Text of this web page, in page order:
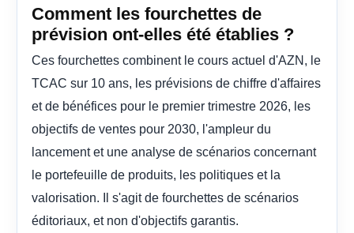
Comment les fourchettes de
prévision ont-elles été établies ?
Ces fourchettes combinent le cours actuel d'AZN, le
TCAC sur 10 ans, les prévisions de chiffre d'affaires
et de bénéfices pour le premier trimestre 2026, les
objectifs de ventes pour 2030, l'ampleur du
lancement et une analyse de scénarios concernant
le portefeuille de produits, les politiques et la
valorisation. Il s'agit de fourchettes de scénarios
éditoriaux, et non d'objectifs garantis.